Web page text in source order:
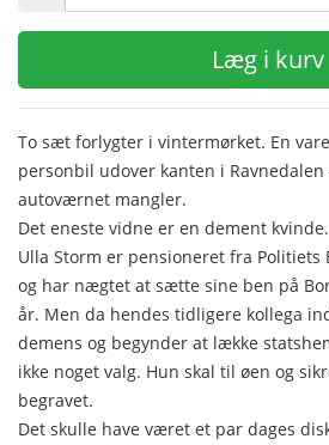
Læg i kurv
To sæt forlygter i vintermørket. En
personbil udover kanten i
autoværnet mangler.
Det eneste vidne er en dement kvinde.
Ulla Storm er pensioneret fra
og har nægtet at sætte sine ben på
år. Men da hendes tidligere kollega
demens og begynder at lække
ikke noget valg. Hun skal til øen og
begravet.
Det skulle have været et par dages